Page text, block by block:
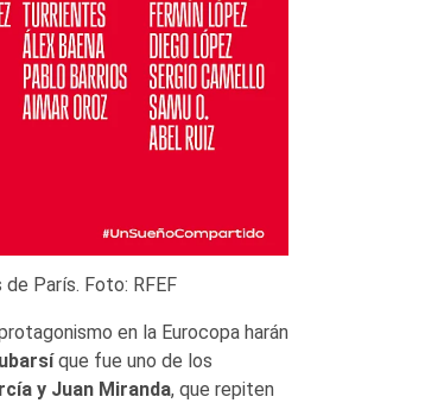
París. Foto: RFEF
en la Eurocopa harán
que fue uno de los
y Juan Miranda, que repiten